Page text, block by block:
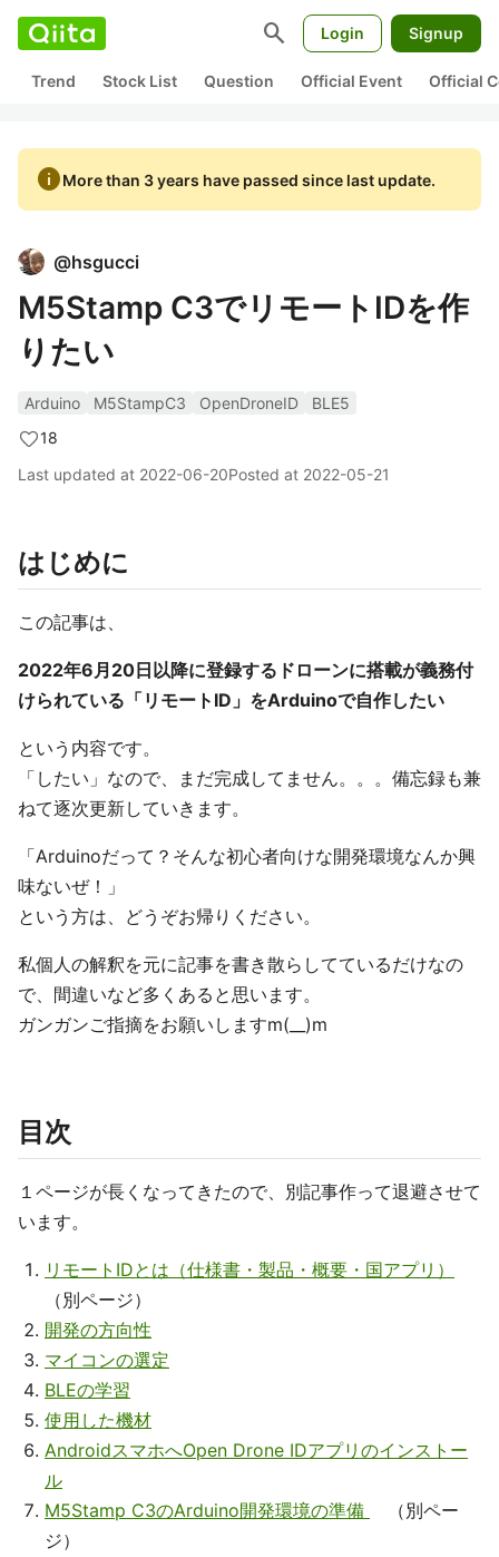
search Login Signup
Trend Stock List Question Official Event Official
infoMore than 3 years have passed since last update.
@hsgucci
M5Stamp C3でリモートIDを作
りたい
Arduino M5StampC3 OpenDroneID
BLE5
18
Last updated at 2022-06-20Posted at 2022-05-21
はじめに
この記事は、
2022年6月20日以降に登録するドローンに搭載が義務付
けられている「リモートID」をArduinoで自作したい
という内容です。
「したい」なので、まだ完成してません。。。備忘録も兼
ねて逐次更新していきます。
「Arduinoだって？そんな初心者向けな開発環境なんか興
味ないぜ！」
という方は、どうぞお帰りください。
私個人の解釈を元に記事を書き散らしてているだけなの
で、間違いなど多くあると思います。
ガンガンご指摘をお願いしますm(__)m
目次
１ページが長くなってきたので、別記事作って退避させて
います。
リモートIDとは（仕様書・製品・概要・国アプリ）
（別ページ）
開発の方向性
マイコンの選定
BLEの学習
使用した機材
AndroidスマホへOpen Drone IDアプリのインストー
ル
M5Stamp C3のArduino開発環境の準備
（別ペー
ジ）